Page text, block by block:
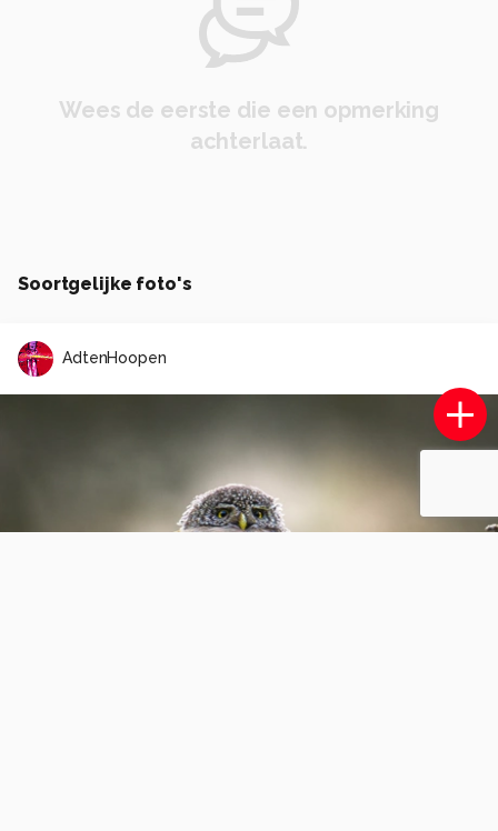
Wees de eerste die een opmerking
achterlaat.
Soortgelijke foto's
AdtenHoopen